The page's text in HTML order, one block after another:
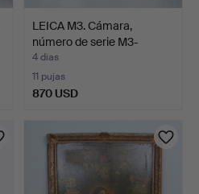
LEICA M3. Cámara,
número de serie M3-
10102…
4 días
11 pujas
870 USD